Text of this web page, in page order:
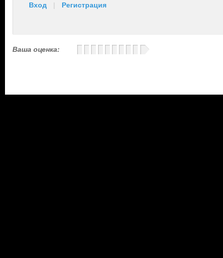
Вход | Регистрация
Ваша оценка: